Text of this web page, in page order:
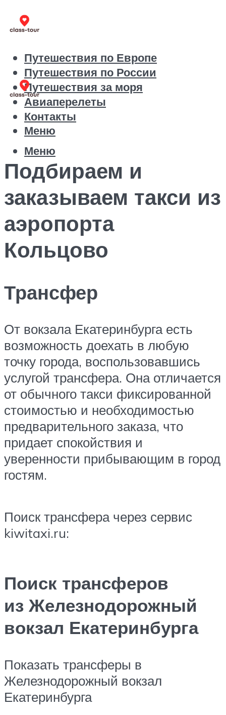
Путешествия по Европе
Путешествия по России
Путешествия за моря
Авиаперелеты
Контакты
Меню
Меню
Подбираем и
заказываем такси из
аэропорта
Кольцово
Трансфер
От вокзала Екатеринбурга есть
возможность доехать в любую
точку города, воспользовавшись
услугой трансфера. Она отличается
от обычного такси фиксированной
стоимостью и необходимостью
предварительного заказа, что
придает спокойствия и
уверенности прибывающим в город
гостям.
Поиск трансфера через сервис
kiwitaxi.ru:
Поиск трансферов
из Железнодорожный
вокзал Екатеринбурга
Показать трансферы в
Железнодорожный вокзал
Екатеринбурга